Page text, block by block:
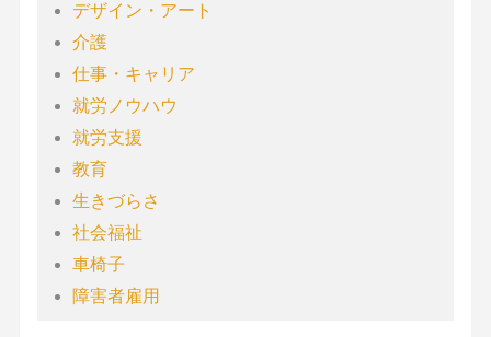
デザイン・アート
介護
仕事・キャリア
就労ノウハウ
就労支援
教育
生きづらさ
社会福祉
車椅子
障害者雇用